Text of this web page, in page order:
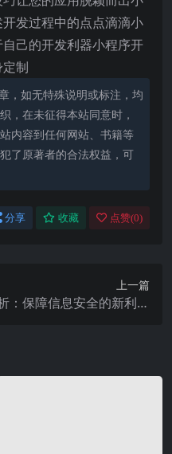
发过程中的点点滴滴小
己的开发利器小程序开
制
，如无特殊说明或标注，均
，在未征得本站同意时，
内容到任何网站、书籍等
了原著者的合法权益，可
分享 收藏 点赞(0)
上一篇
保障信息安全的新利器